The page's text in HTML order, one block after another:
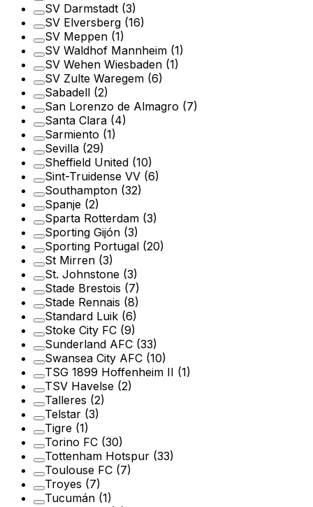
SV Darmstadt (3)
SV Elversberg (16)
SV Meppen (1)
SV Waldhof Mannheim (1)
SV Wehen Wiesbaden (1)
SV Zulte Waregem (6)
Sabadell (2)
San Lorenzo de Almagro (7)
Santa Clara (4)
Sarmiento (1)
Sevilla (29)
Sheffield United (10)
Sint-Truidense VV (6)
Southampton (32)
Spanje (2)
Sparta Rotterdam (3)
Sporting Gijón (3)
Sporting Portugal (20)
St Mirren (3)
St. Johnstone (3)
Stade Brestois (7)
Stade Rennais (8)
Standard Luik (6)
Stoke City FC (9)
Sunderland AFC (33)
Swansea City AFC (10)
TSG 1899 Hoffenheim II (1)
TSV Havelse (2)
Talleres (2)
Telstar (3)
Tigre (1)
Torino FC (30)
Tottenham Hotspur (33)
Toulouse FC (7)
Troyes (7)
Tucumán (1)